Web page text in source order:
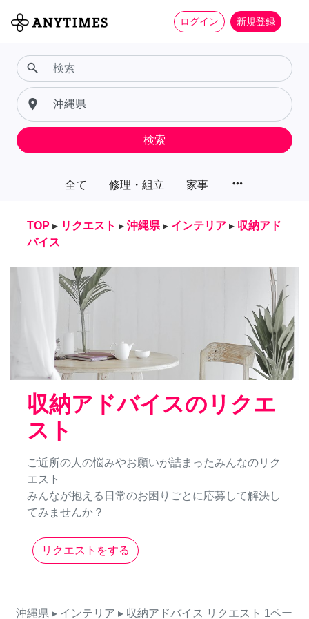
ログイン 新規登録
全て 修理・組立 家事 more_horiz
search
place
検索
TOP ▸ リクエスト ▸ 沖縄県 ▸ インテリア ▸ 収納アド
バイス
収納アドバイスのリクエ
スト
ご近所の人の悩みやお願いが詰まったみんなのリク
エスト
みんなが抱える日常のお困りごとに応募して解決し
てみませんか？
リクエストをする
沖縄県 ▸ インテリア ▸ 収納アドバイス リクエスト 1ペー